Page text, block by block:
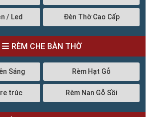
/ Led Đèn Thờ Cao Cấp
RÈM CHE BÀN THỜ
Sáng Rèm Hạt Gỗ
trúc Rèm Nan Gỗ Sồi